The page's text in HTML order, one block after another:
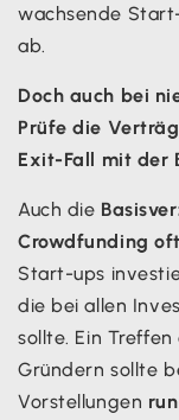
wachsende
ab.
Doch auch bei
Prüfe die
Exit-Fall mit der
Auch die
Crowdfunding
Start-ups
die bei allen
sollte. Ein
Gründern sollte
Vorstellungen